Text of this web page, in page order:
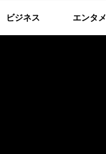
ビジネス エンタメ